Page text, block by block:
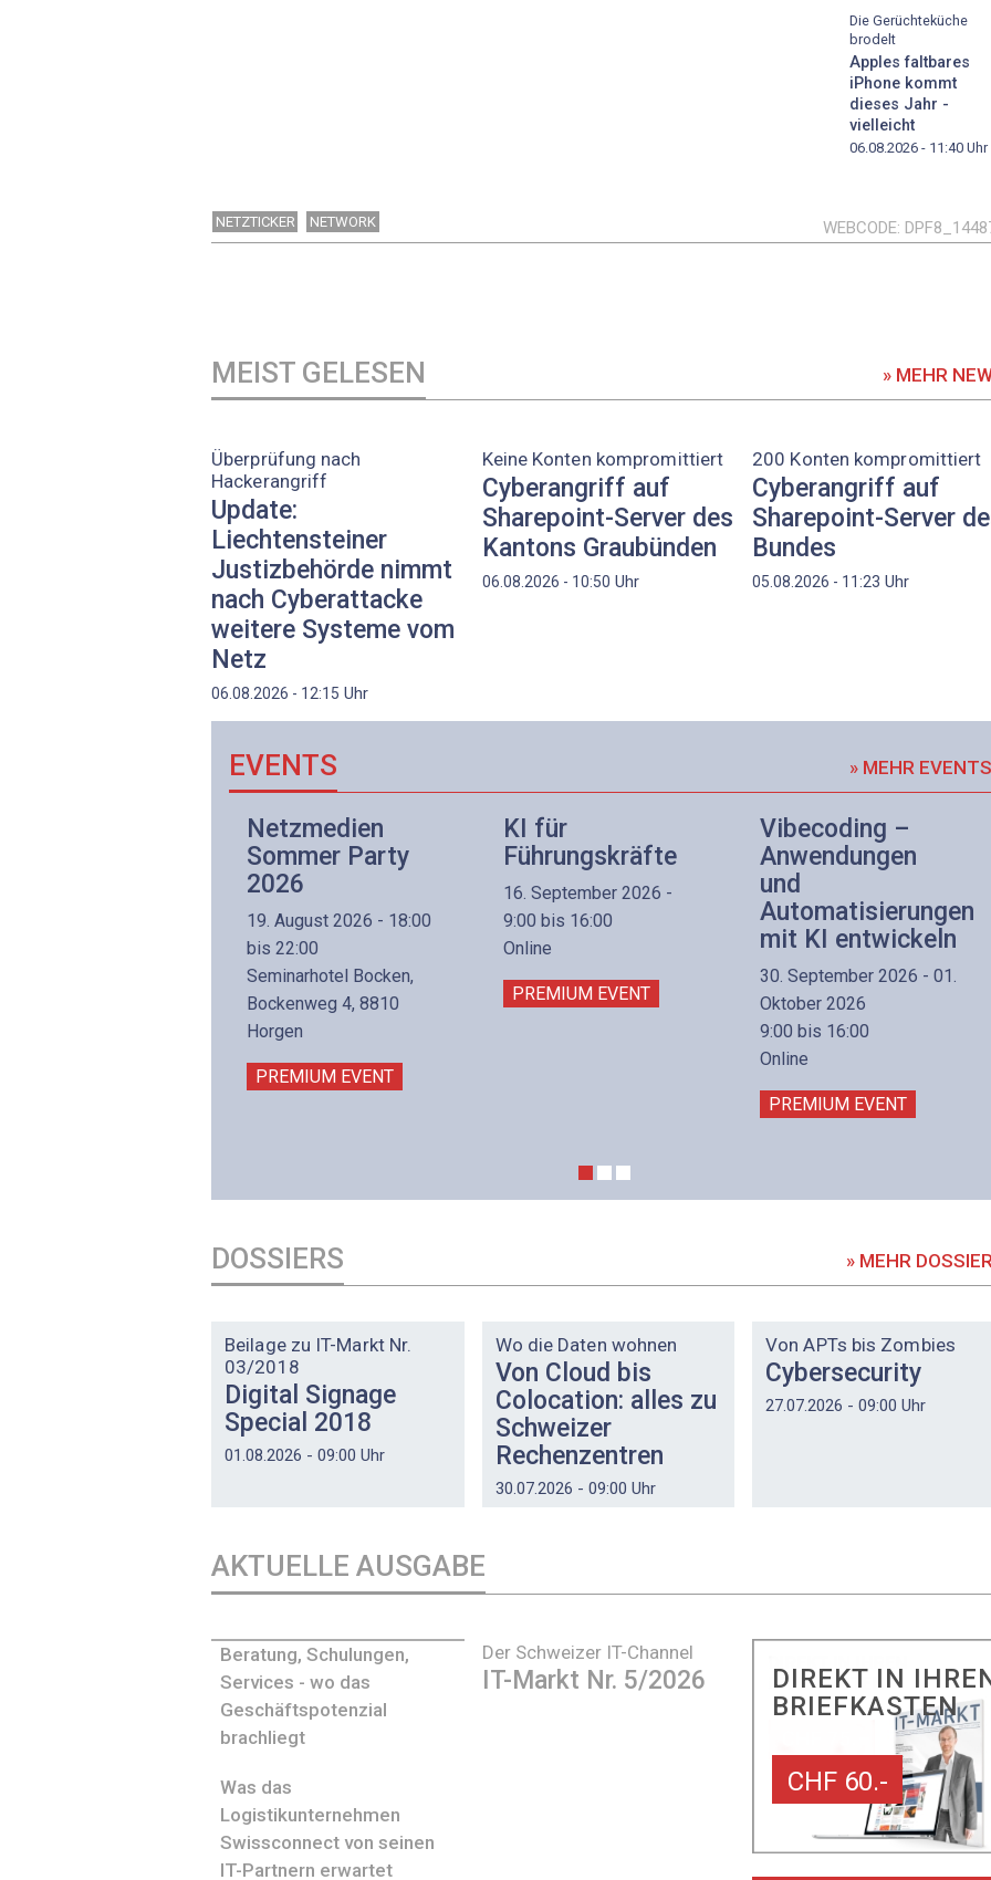
Die Gerüchteküche
brodelt
Apples faltbares
iPhone kommt
dieses Jahr -
vielleicht
06.08.2026 - 11:40 Uhr
NETZTICKER NETWORK WEBCODE
MEIST GELESEN » MEHR
Überprüfung nach
Hackerangriff
Update:
Liechtensteiner
Justizbehörde nimmt
nach Cyberattacke
weitere Systeme vom
Netz
06.08.2026 - 12:15 Uhr
Keine Konten kompromittiert
Cyberangriff auf
Sharepoint-Server des
Kantons Graubünden
06.08.2026 - 10:50 Uhr
200 Konten kompromittiert
Cyberangriff auf
Sharepoint-Server
Bundes
05.08.2026 - 11:23 Uhr
EVENTS » MEHR EVENTS
Netzmedien
Sommer Party
2026
19. August 2026 - 18:00
bis 22:00
Seminarhotel Bocken,
Bockenweg 4, 8810
Horgen
PREMIUM EVENT
KI für
Führungskräfte
16. September 2026 -
9:00 bis 16:00
Online
PREMIUM EVENT
Vibecoding –
Anwendungen
und
Automatisierungen
mit KI entwickeln
30. September 2026 - 01.
Oktober 2026
9:00 bis 16:00
Online
PREMIUM EVENT
DOSSIERS » MEHR
Beilage zu IT-Markt Nr.
03/2018
Digital Signage
Special 2018
01.08.2026 - 09:00 Uhr
Wo die Daten wohnen
Von Cloud bis
Colocation: alles zu
Schweizer
Rechenzentren
30.07.2026 - 09:00 Uhr
Von APTs bis Zombies
Cybersecurity
27.07.2026 - 09:00 Uhr
AKTUELLE AUSGABE
Der Schweizer IT-Channel
IT-Markt Nr. 5/2026
Beratung, Schulungen,
Services - wo das
Geschäftspotenzial
brachliegt
Was das
Logistikunternehmen
Swissconnect von seinen
IT-Partnern erwartet
DIREKT IN
BRIEFKASTEN
CHF 60.-